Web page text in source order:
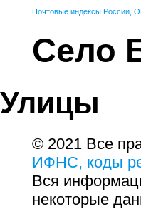
Почтовые индексы России,
Село
Улицы
© 2021 Все
ИФНС, коды
Вся
некоторые